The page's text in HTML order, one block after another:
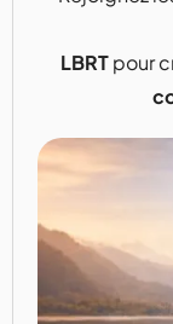
LBRTpour